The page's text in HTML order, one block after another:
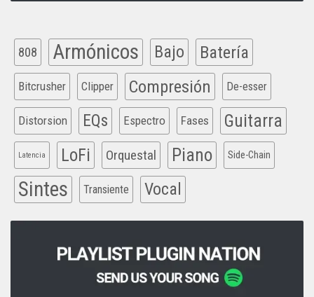
808 Armónicos Bajo Batería
Bitcrusher Clipper Compresión De-esser
Distorsion EQs Espectro Fases Guitarra
Latencia LoFi Orquestal Piano Side-Chain
Sintes Transiente Vocal